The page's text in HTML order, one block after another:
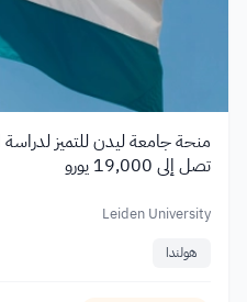
تصل إلى 19,000 يورو
Leiden University
هولندا